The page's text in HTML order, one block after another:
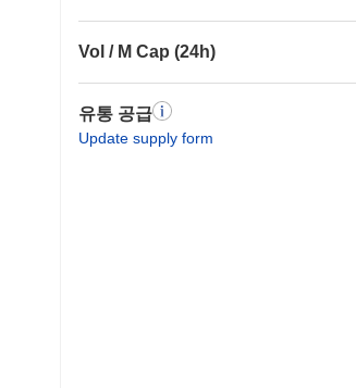
Vol / M Cap (24h)
유통 공급
Update supply form